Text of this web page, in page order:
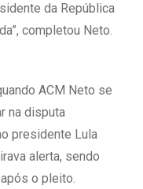
da República
completou Neto.
ACM Neto se
na disputa
presidente Lula
alerta, sendo
o pleito.